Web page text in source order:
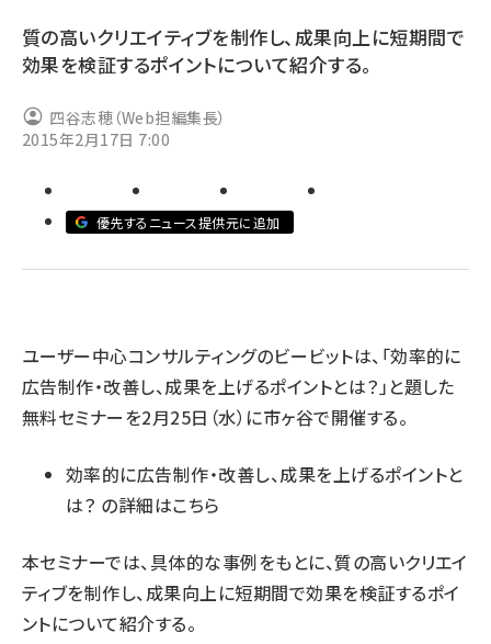
youtube (2434)
セミナー (2307)
meo (1275)
質の高いクリエイティブを制作し、成果向上に短期間で
効果を検証するポイントについて紹介する。
四谷志穂（Web担編集長）
2015年2月17日 7:00
優先するニュース提供元に追加
ユーザー中心コンサルティングのビービットは、「効率的に
広告制作・改善し、成果を上げるポイントとは？」と題した
無料セミナーを2月25日（水）に市ヶ谷で開催する。
効率的に広告制作・改善し、成果を上げるポイントと
は？ の詳細はこちら
本セミナーでは、具体的な事例をもとに、質の高いクリエイ
ティブを制作し、成果向上に短期間で効果を検証するポイ
ントについて紹介する。